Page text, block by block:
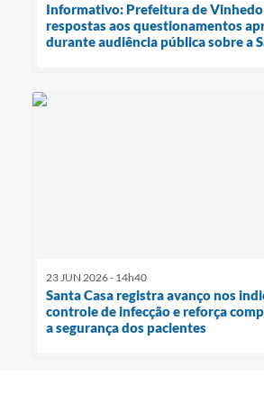
Informativo: Prefeitura de
respostas aos questionamentos
durante audiência pública sobre a
23 JUN 2026 - 14h40
Santa Casa registra avanço nos
controle de infecção e reforça
a segurança dos pacientes